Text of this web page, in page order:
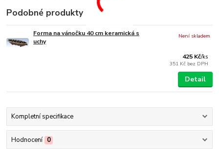
Podobné produkty
Forma na vánočku 40 cm keramická s
uchy
425 Kč/ks
351 Kč bez DPH
Není skladem
Detail
Kompletní specifikace
Hodnocení 0